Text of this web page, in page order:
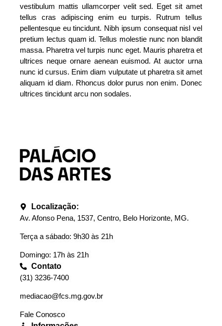
vestibulum mattis ullamcorper velit sed. Eget sit amet
tellus cras adipiscing enim eu turpis. Rutrum tellus
pellentesque eu tincidunt. Nibh ipsum consequat nisl vel
pretium lectus quam id. Tellus molestie nunc non blandit
massa. Pharetra vel turpis nunc eget. Mauris pharetra et
ultrices neque ornare aenean euismod. At auctor urna
nunc id cursus. Enim diam vulputate ut pharetra sit amet
aliquam id diam. Rhoncus dolor purus non enim. Donec
ultrices tincidunt arcu non sodales.
Localização:
Av. Afonso Pena, 1537, Centro, Belo Horizonte, MG.
Terça a sábado: 9h30 às 21h
Domingo: 17h às 21h
Contato
(31) 3236-7400
mediacao@fcs.mg.gov.br
Fale Conosco